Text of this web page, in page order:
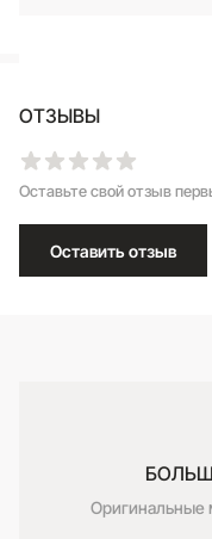
ОТЗЫВЫ
Оставьте свой отзыв
Оставить отзыв
Оригинальные